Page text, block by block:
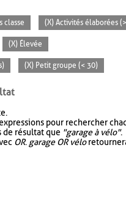
classe (X) Activités élaborées
(X) Élevée
(X) Petit groupe (< 30)
pour rechercher
résultat que "garage à vélo".
OR. garage OR vélo